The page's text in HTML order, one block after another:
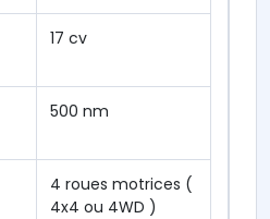
17 cv
500 nm
4 roues motrices (
4x4 ou 4WD )